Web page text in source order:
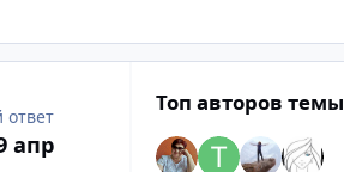
ответ
апр
Топ авторов темы